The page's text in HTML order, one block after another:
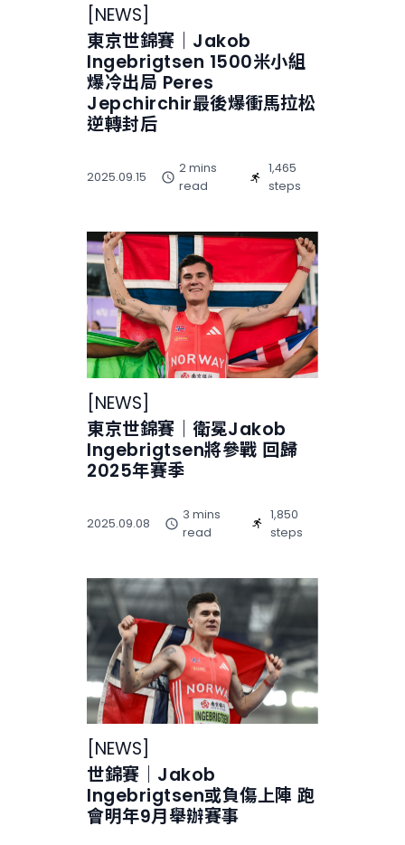
NEWS
東京世錦賽｜Jakob
Ingebrigtsen 1500米小組
爆冷出局 Peres
Jepchirchir最後爆衝馬拉松
逆轉封后
2025.09.15
2 mins
read
1,465
steps
[NEWS]
東京世錦賽｜衛冕Jakob
Ingebrigtsen將參戰 回歸
2025年賽季
2025.09.08
3 mins
read
1,850
steps
NEWS
世錦賽｜Jakob
Ingebrigtsen或負傷上陣 跑
會明年9月舉辦賽事